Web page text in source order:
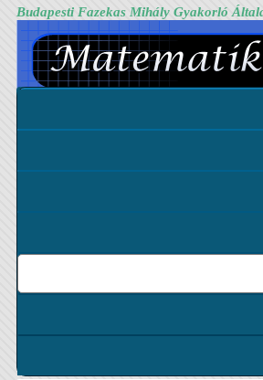
Budapesti Fazekas Mihály Gyakorló